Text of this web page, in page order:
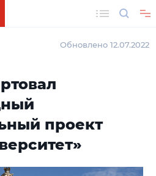
Обновлено 12.07.2022
проект